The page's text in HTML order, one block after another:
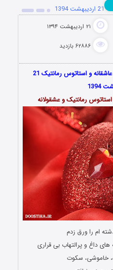
۲۱ اردیبهشت ۱۳۹۴
۶۲۸۸۶ بازدید
و پیامک های و عاشقانه و استاتوس رمانتیک 21
1394
رمانتیک و عشقولانه
ام را ورق زدم
داغ و پرالتهاب بی قراری
خاموشی، سکوت